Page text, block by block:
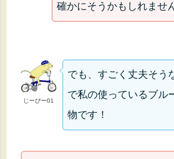
確かにそうかもしれませ
じーぴー01
でも、すごく丈夫そう
で私の使っているブル
物です！